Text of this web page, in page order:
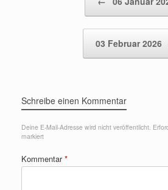
03 Februar 2026
Schreibe einen Kommentar
Deine E-Mail-Adresse wird nicht veröffentlicht.
markiert
Kommentar*